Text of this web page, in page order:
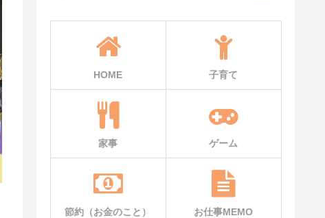
HOME 子育て
家事 ゲーム
節約（お金のこと） お仕事MEMO